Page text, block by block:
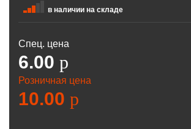
в наличии на складе
Спец. цена
6.00 p
Розничная цена
10.00 p